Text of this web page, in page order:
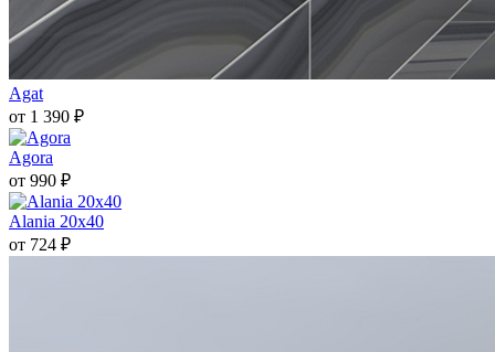
Agat
от 1 390 ₽
Agora
от 990 ₽
Alania 20х40
от 724 ₽